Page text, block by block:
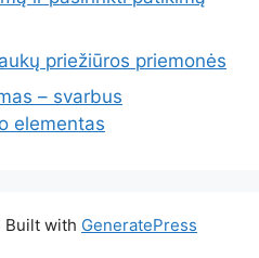
priežiūros priemonės
– svarbus
elementas
Built with GeneratePress